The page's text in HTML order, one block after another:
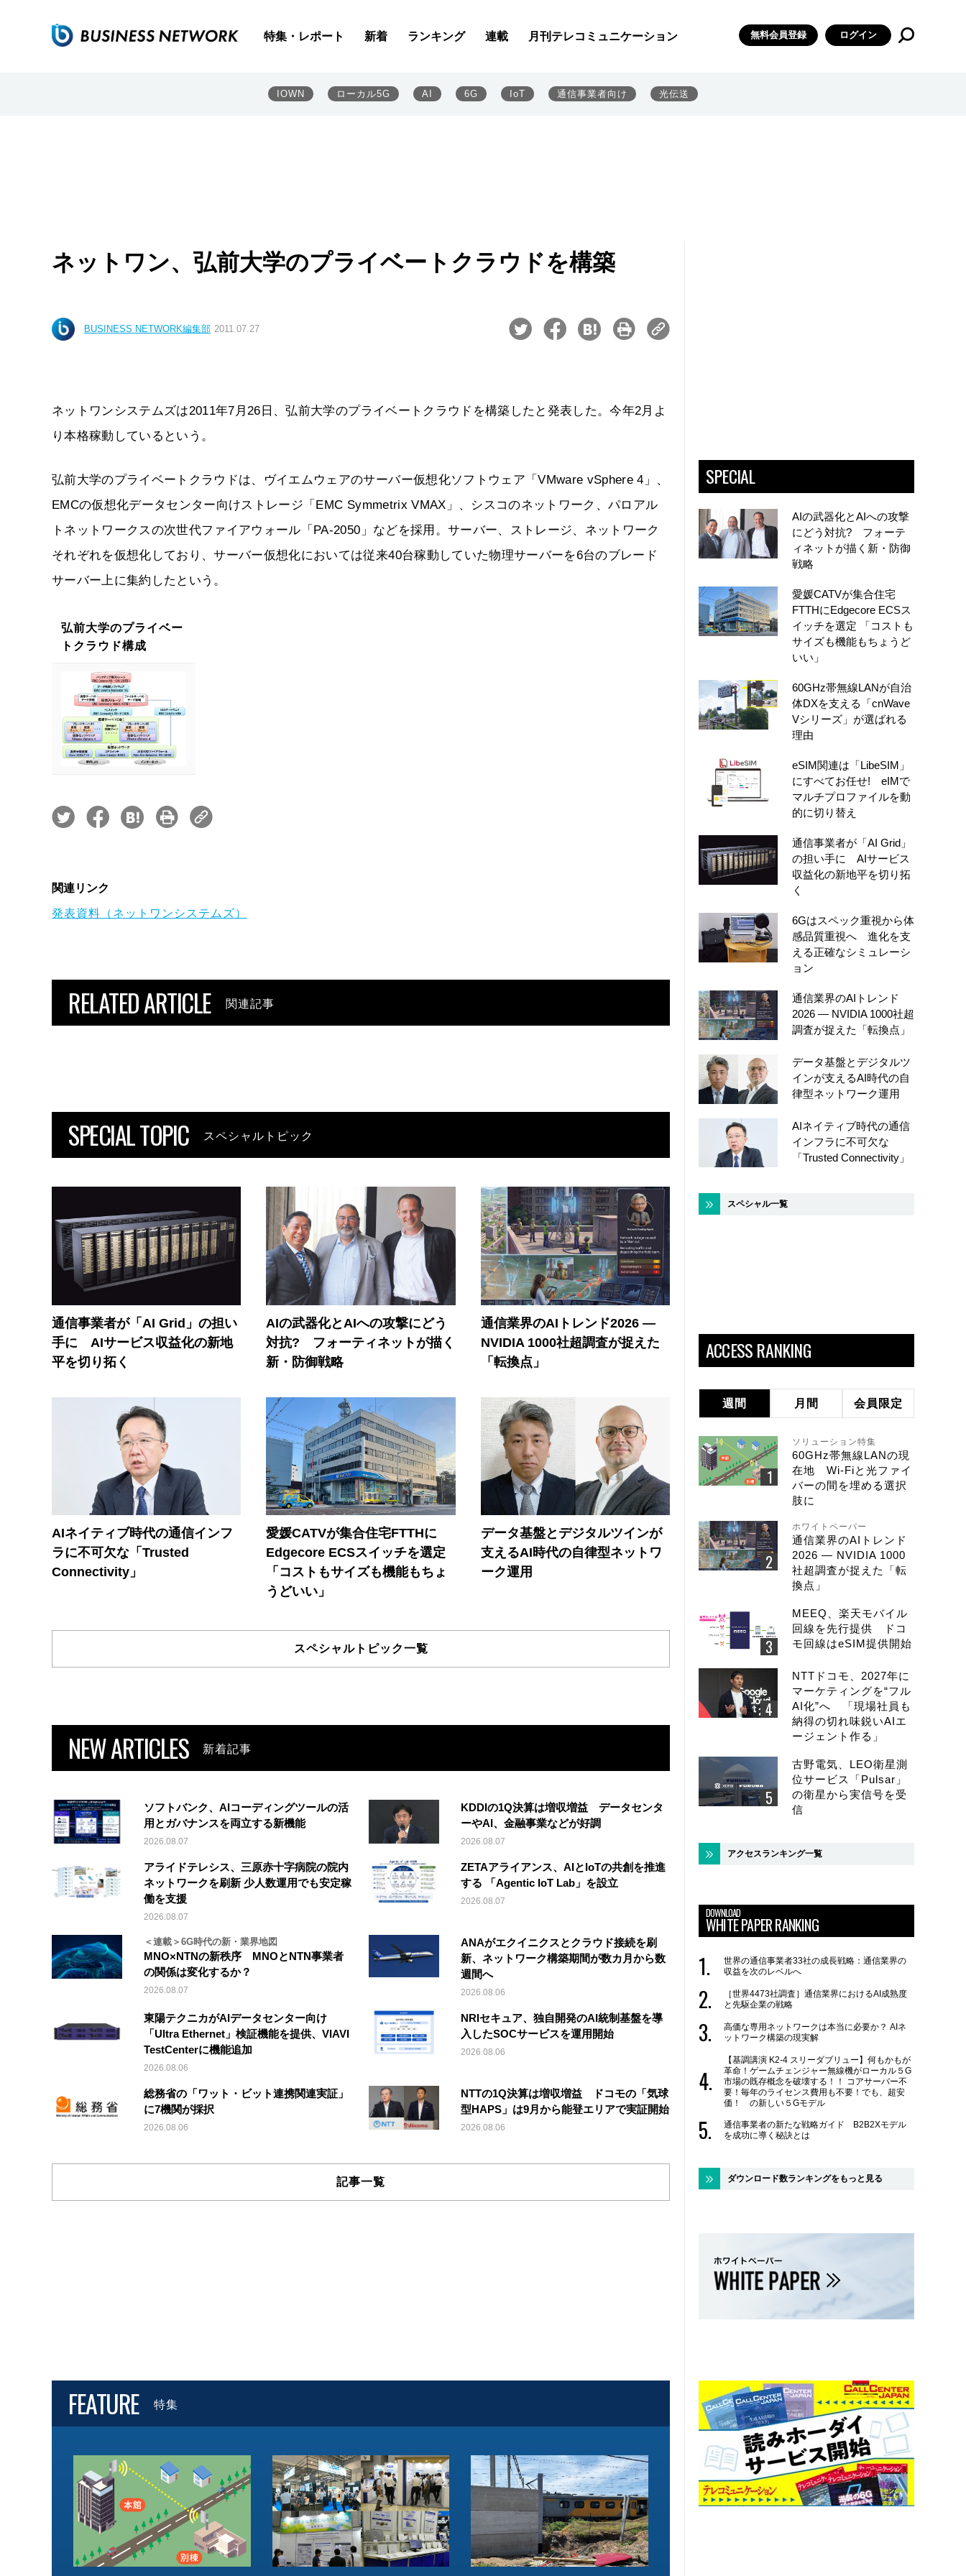
特集・レポート 新着 ランキング 連載 月刊テレコミュニケーション 無料会員登録 ログイン
IOWN ローカル5G AI 6G IoT 通信事業者向け 光伝送
ネットワン、弘前大学のプライベートクラウドを構築
BUSINESS NETWORK編集部 2011.07.27
ネットワンシステムズは2011年7月26日、弘前大学のプライベートクラウドを構築したと発表した。今年2月よ
り本格稼動しているという。
弘前大学のプライベートクラウドは、ヴイエムウェアのサーバー仮想化ソフトウェア「VMware vSphere 4」、
EMCの仮想化データセンター向けストレージ「EMC Symmetrix VMAX」、シスコのネットワーク、パロアル
トネットワークスの次世代ファイアウォール「PA-2050」などを採用。サーバー、ストレージ、ネットワーク
それぞれを仮想化しており、サーバー仮想化においては従来40台稼動していた物理サーバーを6台のブレード
サーバー上に集約したという。
弘前大学のプライベー
トクラウド構成
関連リンク
発表資料（ネットワンシステムズ）
RELATED ARTICLE 関連記事
SPECIAL TOPIC スペシャルトピック
通信事業者が「AI Grid」の担い
手に AIサービス収益化の新地
平を切り拓く
AIの武器化とAIへの攻撃にどう
対抗? フォーティネットが描く
新・防御戦略
通信業界のAIトレンド2026 ―
NVIDIA 1000社超調査が捉えた
「転換点」
AIネイティブ時代の通信インフ
ラに不可欠な「Trusted
Connectivity」
愛媛CATVが集合住宅FTTHに
Edgecore ECSスイッチを選定
「コストもサイズも機能もちょ
うどいい」
データ基盤とデジタルツインが
支えるAI時代の自律型ネットワ
ーク運用
スペシャルトピック一覧
NEW ARTICLES 新着記事
ソフトバンク、AIコーディングツールの活
用とガバナンスを両立する新機能
2026.08.07
KDDIの1Q決算は増収増益 データセンタ
ーやAI、金融事業などが好調
2026.08.07
アライドテレシス、三原赤十字病院の院内
ネットワークを刷新 少人数運用でも安定稼
働を支援
2026.08.07
ZETAアライアンス、AIとIoTの共創を推進
する 「Agentic IoT Lab」を設立
2026.08.07
＜連載＞6G時代の新・業界地図
MNO×NTNの新秩序 MNOとNTN事業者
の関係は変化するか？
2026.08.07
ANAがエクイニクスとクラウド接続を刷
新、ネットワーク構築期間が数カ月から数
週間へ
2026.08.06
東陽テクニカがAIデータセンター向け
「Ultra Ethernet」検証機能を提供、VIAVI
TestCenterに機能追加
2026.08.06
NRIセキュア、独自開発のAI統制基盤を導
入したSOCサービスを運用開始
2026.08.06
総務省の「ワット・ビット連携関連実証」
に7機関が採択
2026.08.06
NTTの1Q決算は増収増益 ドコモの「気球
型HAPS」は9月から能登エリアで実証開始
2026.08.06
記事一覧
FEATURE 特集
SPECIAL
AIの武器化とAIへの攻撃
にどう対抗? フォーテ
ィネットが描く新・防御
戦略
愛媛CATVが集合住宅
FTTHにEdgecore ECSス
イッチを選定 「コストも
サイズも機能もちょうど
いい」
60GHz帯無線LANが自治
体DXを支える「cnWave
Vシリーズ」が選ばれる
理由
eSIM関連は「LibeSIM」
にすべてお任せ! eIMで
マルチプロファイルを動
的に切り替え
通信事業者が「AI Grid」
の担い手に AIサービス
収益化の新地平を切り拓
く
6Gはスペック重視から体
感品質重視へ 進化を支
える正確なシミュレーシ
ョン
通信業界のAIトレンド
2026 ― NVIDIA 1000社超
調査が捉えた「転換点」
データ基盤とデジタルツ
インが支えるAI時代の自
律型ネットワーク運用
AIネイティブ時代の通信
インフラに不可欠な
「Trusted Connectivity」
スペシャル一覧
ACCESS RANKING
週間 月間 会員限定
ソリューション特集
60GHz帯無線LANの現
在地 Wi-Fiと光ファイ
バーの間を埋める選択
肢に
ホワイトペーパー
通信業界のAIトレンド
2026 ― NVIDIA 1000
社超調査が捉えた「転
換点」
MEEQ、楽天モバイル
回線を先行提供 ドコ
モ回線はeSIM提供開始
NTTドコモ、2027年に
マーケティングを“フル
AI化”へ 「現場社員も
納得の切れ味鋭いAIエ
ージェント作る」
古野電気、LEO衛星測
位サービス「Pulsar」
の衛星から実信号を受
信
アクセスランキング一覧
DOWNLOAD
WHITE PAPER RANKING
世界の通信事業者33社の成長戦略：通信業界の
収益を次のレベルへ
［世界4473社調査］通信業界におけるAI成熟度
と先駆企業の戦略
高価な専用ネットワークは本当に必要か？ AIネ
ットワーク構築の現実解
【基調講演 K2-4 スリーダブリュー】何もかもが
革命！ゲームチェンジャー無線機がローカル５G
市場の既存概念を破壊する！！ コアサーバー不
要！毎年のライセンス費用も不要！でも、超安
価！ の新しい５Gモデル
通信事業者の新たな戦略ガイド B2B2Xモデル
を成功に導く秘訣とは
ダウンロード数ランキングをもっと見る